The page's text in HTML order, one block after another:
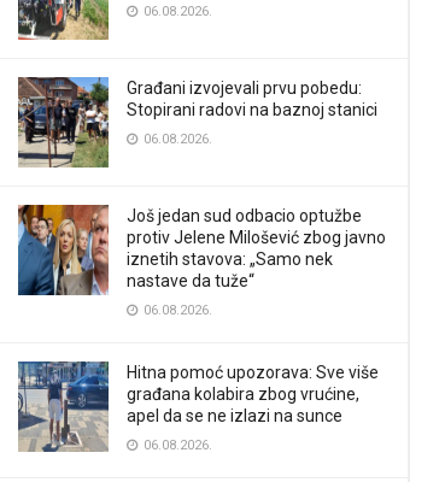
06.08.2026.
Građani izvojevali prvu pobedu:
Stopirani radovi na baznoj stanici
06.08.2026.
Još jedan sud odbacio optužbe
protiv Jelene Milošević zbog javno
iznetih stavova: „Samo nek
nastave da tuže“
06.08.2026.
Hitna pomoć upozorava: Sve više
građana kolabira zbog vrućine,
apel da se ne izlazi na sunce
06.08.2026.